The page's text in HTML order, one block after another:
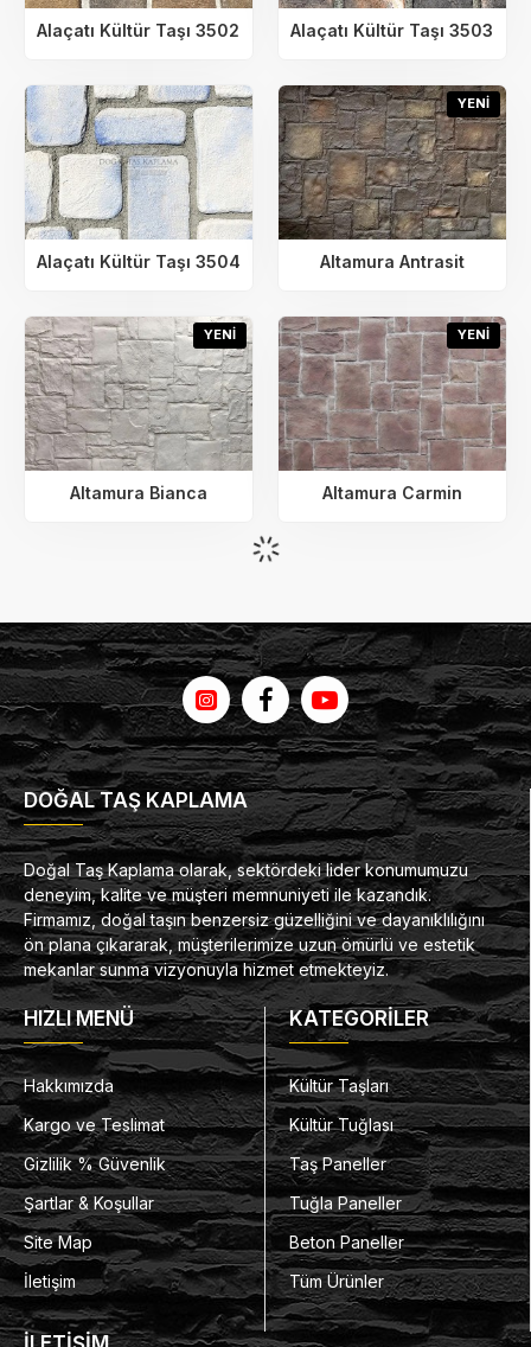
Alaçatı Kültür Taşı 3502 Alaçatı Kültür Taşı 3503
Alaçatı Kültür Taşı 3504
YENI
Altamura Antrasit
YENI
Altamura Bianca
YENI
Altamura Carmin
DOĞAL TAŞ KAPLAMA
Doğal Taş Kaplama olarak, sektördeki lider konumumuzu
deneyim, kalite ve müşteri memnuniyeti ile kazandık.
Firmamız, doğal taşın benzersiz güzelliğini ve dayanıklılığını
ön plana çıkararak, müşterilerimize uzun ömürlü ve estetik
mekanlar sunma vizyonuyla hizmet etmekteyiz.
HIZLI MENÜ
Hakkımızda
Kargo ve Teslimat
Gizlilik % Güvenlik
Şartlar & Koşullar
Site Map
İletişim
KATEGORİLER
Kültür Taşları
Kültür Tuğlası
Taş Paneller
Tuğla Paneller
Beton Paneller
Tüm Ürünler